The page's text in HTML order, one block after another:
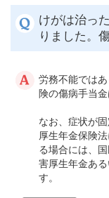
けがは治っ
りました。
労務不能では
険の傷病手当
なお、症状が
厚生年金保険
る場合には、
害厚生年金あ
す。